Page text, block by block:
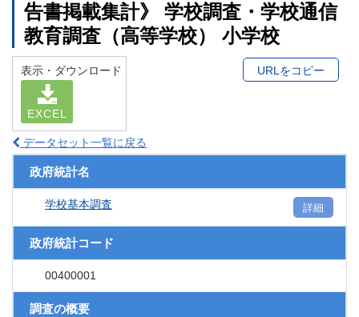
告書掲載集計》 学校調査・学校通信
教育調査（高等学校） 小学校
表示・ダウンロード
EXCEL
URLをコピー
データセット一覧に戻る
政府統計名
学校基本調査 詳細
政府統計コード
00400001
調査の概要